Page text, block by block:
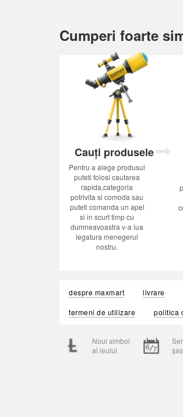
Cumperi foarte
Cauți produsele
Pentru a alege produsul
puteti folosi cautarea
rapida,categoria
potrivita si comoda sau
puteti comanda un apel
si in scurt timp cu
dumneavoastra v-a lua
legatura menegerul
nostru.
despre maxmart livrare
termeni de utilizare
politica
Noul simbol
al leului